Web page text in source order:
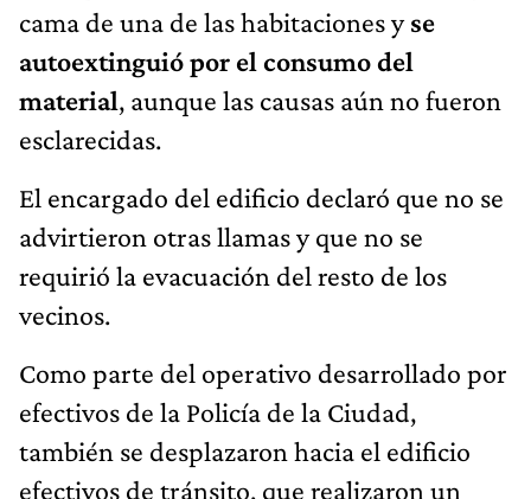
cama de una de las habitaciones yse
autoextinguió por el consumo del
material, aunque las causas aún no fueron
esclarecidas.
El encargado del edificio declaró que no se
advirtieron otras llamas y que no se
requirió la evacuación del resto de los
vecinos.
Como parte del operativo desarrollado por
efectivos de la Policía de la Ciudad,
también se desplazaron hacia el edificio
efectivos de tránsito, que realizaron un